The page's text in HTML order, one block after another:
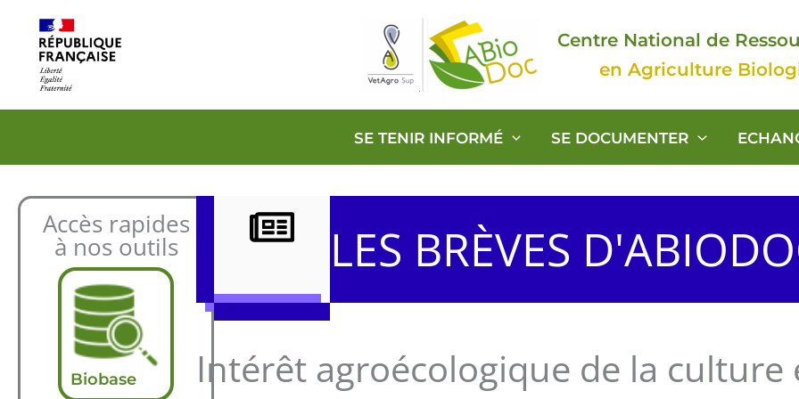
contenu
Centre National de
en Agriculture
SE TENIR INFORMÉ SE DOCUMENTER
Accès rapides
à nos outils
Biobase
LES BRÈVES
Intérêt agroécologique de la culture